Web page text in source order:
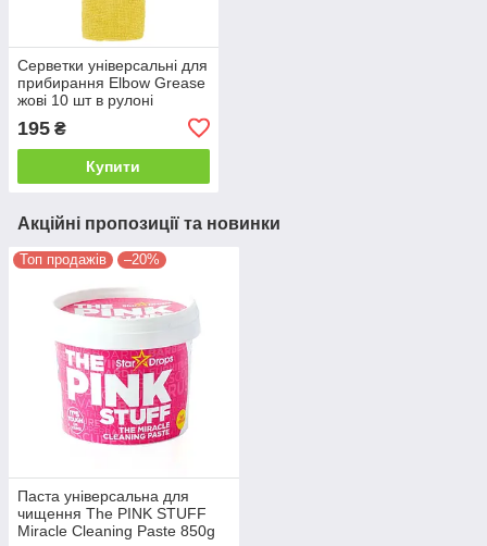
Серветки універсальні для
прибирання Elbow Grease
жові 10 шт в рулоні
195 ₴
Купити
Акційні пропозиції та новинки
Топ продажів –20%
Паста універсальна для
чищення The PINK STUFF
Miracle Cleaning Paste 850g